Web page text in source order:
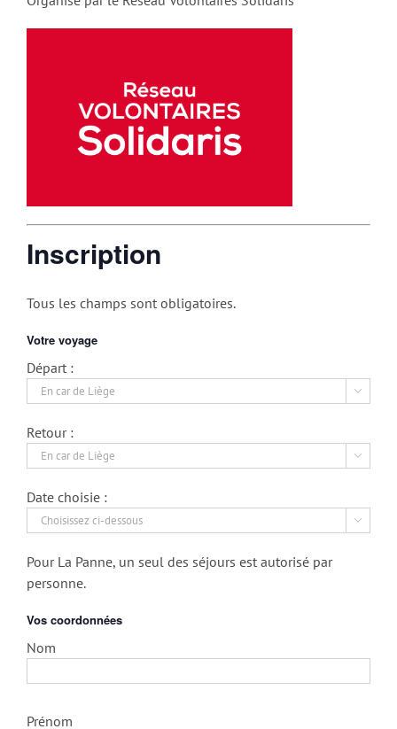
Inscription
Tous les champs sont obligatoires.
Votre voyage
Départ :

Retour :

Date choisie :

Pour La Panne, un seul des séjours est autorisé par
personne.
Vos coordonnées
Nom
Prénom